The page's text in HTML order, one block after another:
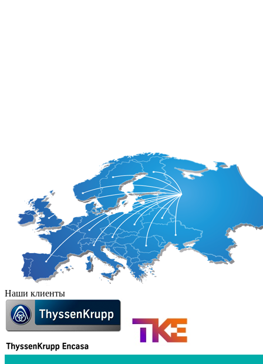
Наши клиенты